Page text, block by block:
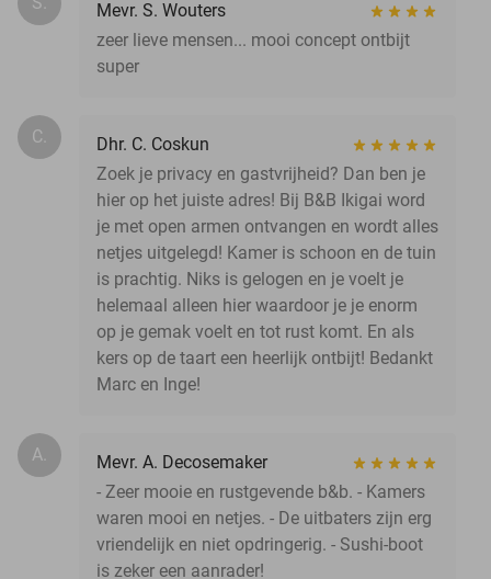
Mevr. S. Wouters
zeer lieve mensen... mooi concept ontbijt
super
C.
Dhr. C. Coskun
Zoek je privacy en gastvrijheid? Dan ben je
hier op het juiste adres! Bij B&B Ikigai word
je met open armen ontvangen en wordt alles
netjes uitgelegd! Kamer is schoon en de tuin
is prachtig. Niks is gelogen en je voelt je
helemaal alleen hier waardoor je je enorm
op je gemak voelt en tot rust komt. En als
kers op de taart een heerlijk ontbijt! Bedankt
Marc en Inge!
A.
Mevr. A. Decosemaker
- Zeer mooie en rustgevende b&b. - Kamers
waren mooi en netjes. - De uitbaters zijn erg
vriendelijk en niet opdringerig. - Sushi-boot
is zeker een aanrader!